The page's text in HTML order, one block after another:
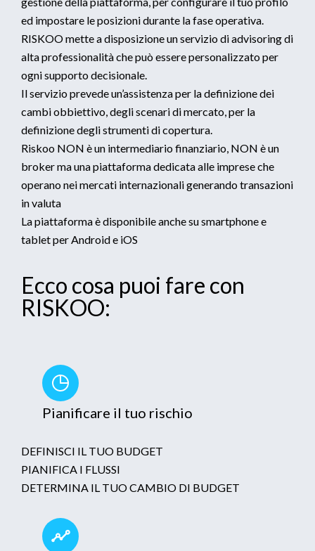
ed impostare le posizioni durante la fase operativa.
RISKOO mette a disposizione un servizio di advisoring di
alta professionalità che può essere personalizzato per
ogni supporto decisionale.
Il servizio prevede un’assistenza per la definizione dei
cambi obbiettivo, degli scenari di mercato, per la
definizione degli strumenti di copertura.
Riskoo NON è un intermediario finanziario, NON è un
broker ma una piattaforma dedicata alle imprese che
operano nei mercati internazionali generando transazioni
in valuta
La piattaforma è disponibile anche su smartphone e
tablet per Android e iOS
Ecco cosa puoi fare con
RISKOO:
Pianificare il tuo rischio
DEFINISCI IL TUO BUDGET
PIANIFICA I FLUSSI
DETERMINA IL TUO CAMBIO DI BUDGET